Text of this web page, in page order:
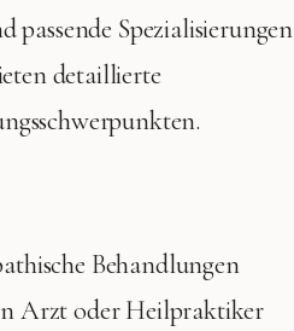
Spezialisierungen
detaillierte
Behandlungen
Arzt oder Heilpraktiker